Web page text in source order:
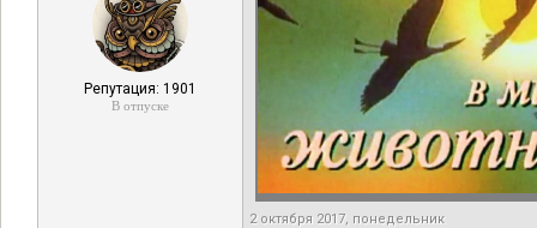
Репутация: 1901
В отпуске
2 октября 2017, понедельник